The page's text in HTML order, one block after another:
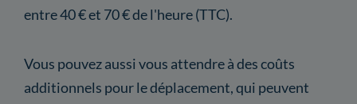
entre 40 € et 70 € de l'heure (TTC).
Vous pouvez aussi vous attendre à des coûts
additionnels pour le déplacement, qui peuvent